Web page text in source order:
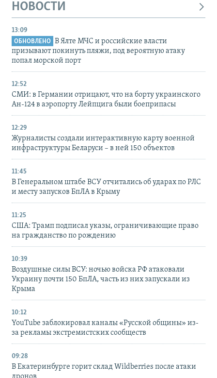
НОВОСТИ
13:09
ОБНОВЛЕНО
В Ялте МЧС и российские власти
призывают покинуть пляжи, под вероятную атаку
попал морской порт
12:52
СМИ: в Германии отрицают, что на борту украинского
Ан-124 в аэропорту Лейпцига были боеприпасы
12:29
Журналисты создали интерактивную карту военной
инфраструктуры Беларуси – в ней 150 объектов
11:45
В Генеральном штабе ВСУ отчитались об ударах по РЛС
и месту запусков БпЛА в Крыму
11:25
США: Трамп подписал указы, ограничивающие право
на гражданство по рождению
10:39
Воздушные силы ВСУ: ночью войска РФ атаковали
Украину почти 150 БпЛА, часть из них запускали из
Крыма
10:12
YouTube заблокировал каналы «Русской общины» из-
за рекламы экстремистских сообществ
09:28
В Екатеринбурге горит склад Wildberries после атаки